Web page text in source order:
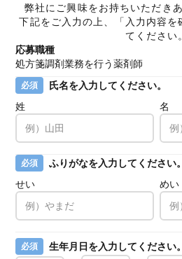
弊社にご興味をお持ちいただき
下記をご入力の上、「入力内容を
てください
応募職種
処方箋調剤業務を行う薬剤師
必須
氏名を入力してください。
姓
名
必須
ふりがなを入力してください。
せい
めい
必須 生年月日を入力してください。